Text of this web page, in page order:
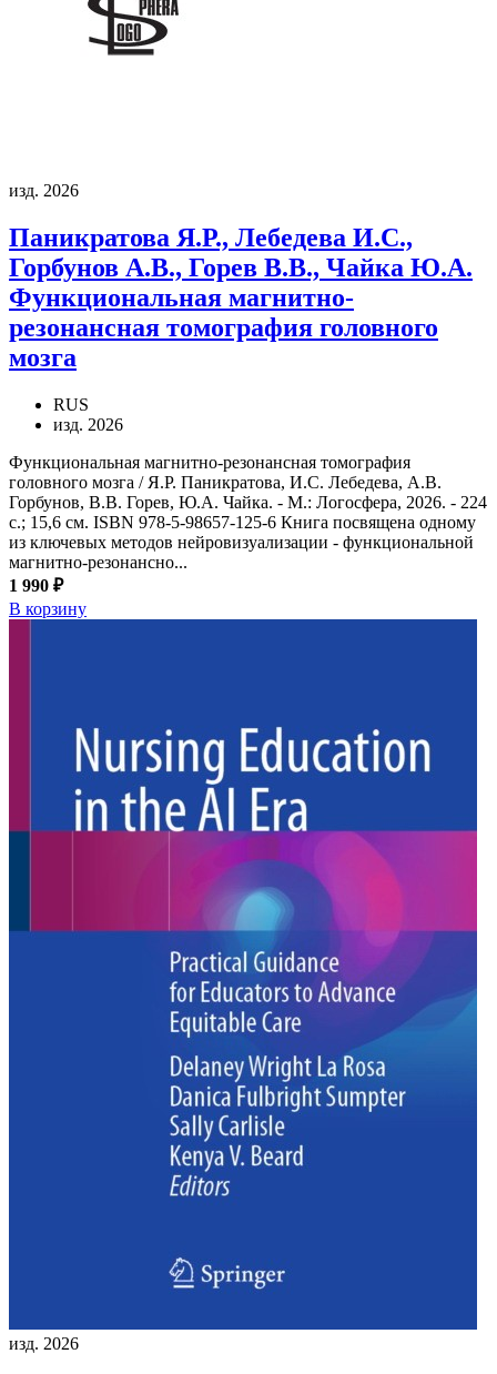
изд. 2026
Паникратова Я.Р., Лебедева И.С.,
Горбунов А.В., Горев В.В., Чайка Ю.А.
Функциональная магнитно-
резонансная томография головного
мозга
RUS
изд. 2026
Функциональная магнитно-резонансная томография
головного мозга / Я.Р. Паникратова, И.С. Лебедева, А.В.
Горбунов, В.В. Горев, Ю.А. Чайка. - М.: Логосфера, 2026. - 224
с.; 15,6 см. ISBN 978-5-98657-125-6 Книга посвящена одному
из ключевых методов нейровизуализации - функциональной
магнитно-резонансно...
1 990 ₽
В корзину
изд. 2026